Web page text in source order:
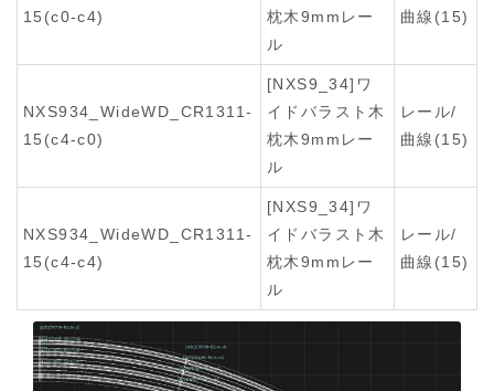
15(c0-c4)
枕木9mmレー
ル
曲線(15)
NXS934_WideWD_CR1311-
15(c4-c0)
[NXS9_34]ワ
イドバラスト木
枕木9mmレー
ル
レール/
曲線(15)
NXS934_WideWD_CR1311-
15(c4-c4)
[NXS9_34]ワ
イドバラスト木
枕木9mmレー
ル
レール/
曲線(15)